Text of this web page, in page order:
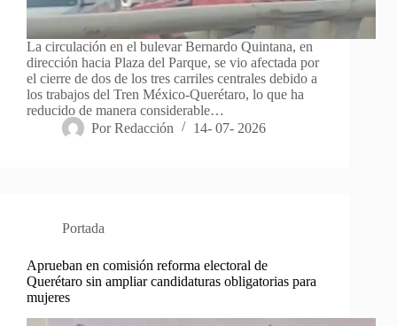
La circulación en el bulevar Bernardo Quintana, en
dirección hacia Plaza del Parque, se vio afectada por
el cierre de dos de los tres carriles centrales debido a
los trabajos del Tren México-Querétaro, lo que ha
reducido de manera considerable…
Por Redacción 14- 07- 2026
Portada
Aprueban en comisión reforma electoral de
Querétaro sin ampliar candidaturas obligatorias para
mujeres